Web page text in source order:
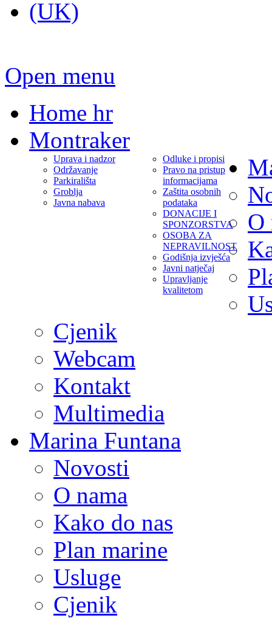
Open menu
Home hr
Montraker
Uprava i nadzor
Održavanje
Parkirališta
Groblja
Javna nabava
Odluke i propisi
Pravo na pristup
informacijama
Zaštita osobnih
podataka
DONACIJE I
SPONZORSTVA
OSOBA ZA
NEPRAVILNOST
Godišnja izvješća
Javni natječaj
Upravljanje
kvalitetom
O
Cjenik
Webcam
Kontakt
Multimedia
Marina Funtana
Novosti
O nama
Kako do nas
Plan marine
Usluge
Cjenik